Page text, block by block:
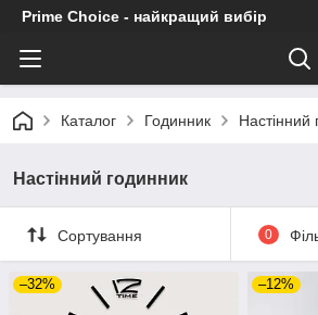
Prime Choice - найкращий вибір
Каталог Годинник Настінний
Настінний годинник
Сортування 0
–32% –12%